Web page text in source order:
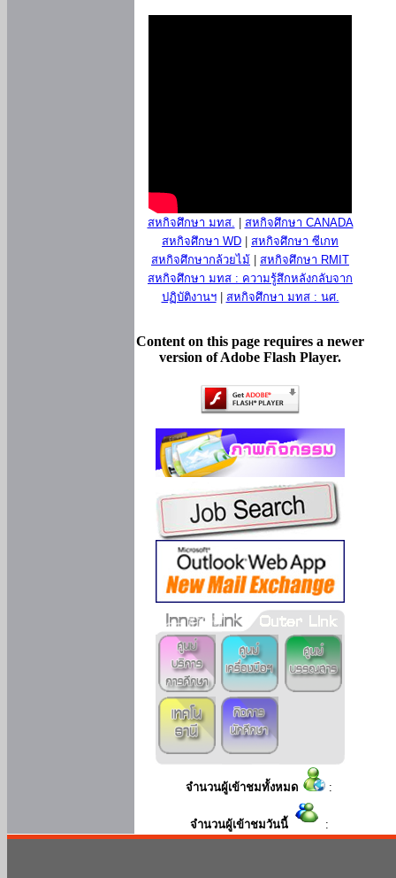
สหกิจศึกษา มทส.
สหกิจศึกษา CANADA
สหกิจศึกษา WD
สหกิจศึกษา ซีเกท
สหกิจศึกษากล้วยไม้
สหกิจศึกษา RMIT
สหกิจศึกษา มทส : ความรู้สึกหลังกลับจาก
ปฏิบัติงานฯ| สหกิจศึกษา มทส : นศ.
Content on this page requires a newer
version of Adobe Flash Player.
จำนวนผู้เข้าชมทั้งหมด :
จำนวนผู้เข้าชมวันนี้ :